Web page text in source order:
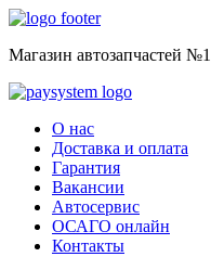
Магазин автозапчастей №1
О нас
Доставка и оплата
Гарантия
Вакансии
Автосервис
ОСАГО онлайн
Контакты